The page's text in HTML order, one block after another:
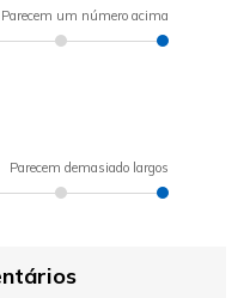
Parecem um número acima
Parecem demasiado largos